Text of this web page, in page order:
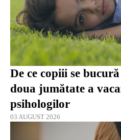
De ce copiii se
doua jumătate a
psihologilor
03 AUGUST 2026